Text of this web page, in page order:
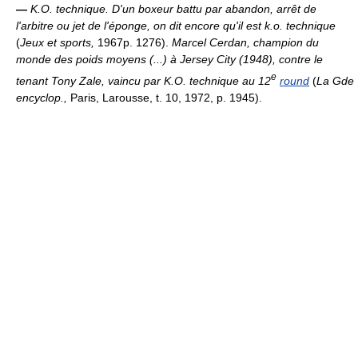
— K.O. technique. D'un boxeur battu par abandon, arrêt de
l'arbitre ou jet de l'éponge, on dit encore qu'il est k.o. technique
(Jeux et sports, 1967p. 1276). Marcel Cerdan, champion du
monde des poids moyens (...) à Jersey City (1948), contre le
tenant Tony Zale, vaincu par K.O. technique au 12e round (La Gde
encyclop., Paris, Larousse, t. 10, 1972, p. 1945).